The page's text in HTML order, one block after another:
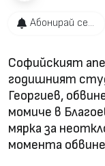
Абонирай се...
Софийският
годишният
Георгиев,
момиче в
мярка за
момента